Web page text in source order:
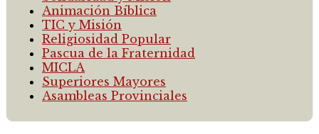
Animación Bíblica
TIC y Misión
Religiosidad Popular
Pascua de la Fraternidad
MICLA
Superiores Mayores
Asambleas Provinciales